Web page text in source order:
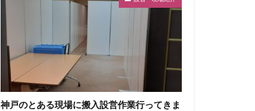
神戸のとある現場に搬入設営作業行ってきま